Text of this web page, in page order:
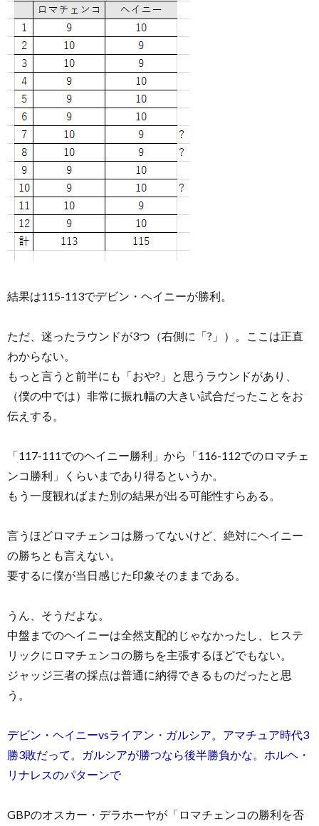
結果は115-113でデビン・ヘイニーが勝利。
ただ、迷ったラウンドが3つ（右側に「?」）。ここは正直
わからない。
もっと言うと前半にも「おや?」と思うラウンドがあり、
（僕の中では）非常に振れ幅の大きい試合だったことをお
伝えする。
「117-111でのヘイニー勝利」から「116-112でのロマチェ
ンコ勝利」くらいまであり得るというか。
もう一度観ればまた別の結果が出る可能性すらある。
言うほどロマチェンコは勝ってないけど、絶対にヘイニー
の勝ちとも言えない。
要するに僕が当日感じた印象そのままである。
うん、そうだよな。
中盤までのヘイニーは全然支配的じゃなかったし、ヒステ
リックにロマチェンコの勝ちを主張するほどでもない。
ジャッジ三者の採点は普通に納得できるものだったと思
う。
デビン・ヘイニーvsライアン・ガルシア。アマチュア時代3
勝3敗だって。ガルシアが勝つなら後半勝負かな。ホルヘ・
リナレスのパターンで
GBPのオスカー・デラホーヤが「ロマチェンコの勝利を否